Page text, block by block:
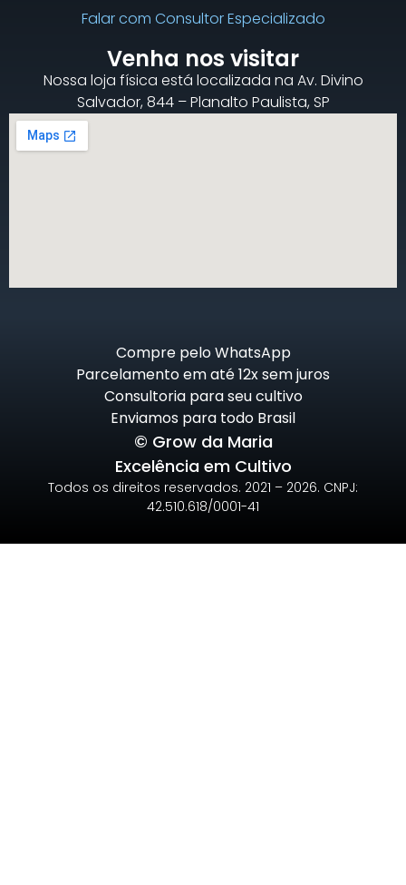
Falar com Consultor Especializado
Venha nos visitar
Nossa loja física está localizada na Av. Divino
Salvador, 844 – Planalto Paulista, SP
Compre pelo WhatsApp
Parcelamento em até 12x sem juros
Consultoria para seu cultivo
Enviamos para todo Brasil
© Grow da Maria
Excelência em Cultivo
Todos os direitos reservados. 2021 – 2026. CNPJ:
42.510.618/0001-41